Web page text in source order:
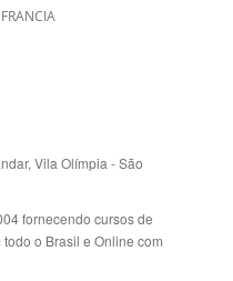
FRANCIA
Vila Olímpia - São
fornecendo cursos de
o Brasil e Online com